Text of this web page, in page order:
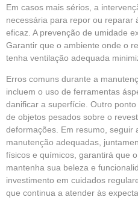
Em casos mais sérios, a
necessária para repor ou reparar
eficaz. A prevenção de umidade
Garantir que o ambiente onde o
tenha ventilação adequada
Erros comuns durante a
incluem o uso de ferramentas
danificar a superfície. Outro
de objetos pesados sobre o
deformações. Em resumo, seguir
manutenção adequadas,
físicos e químicos, garantirá que
mantenha sua beleza e
investimento em cuidados
que continua a atender às